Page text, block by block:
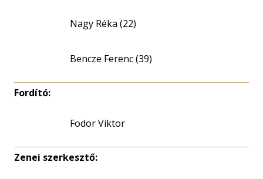
Nagy Réka (22)
Bencze Ferenc (39)
Fordító:
Fodor Viktor
Zenei szerkesztő: